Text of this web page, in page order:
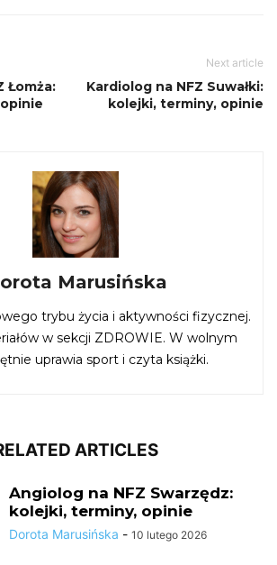
Łomża:
Next article
Kardiolog na NFZ Suwałki:
kolejki, terminy, opinie
Marusińska
trybu życia i aktywności fizycznej.
w sekcji ZDROWIE. W wolnym
uprawia sport i czyta książki.
ARTICLES
Angiolog na NFZ Swarzędz:
kolejki, terminy, opinie
Dorota Marusińska - 10 lutego 2026